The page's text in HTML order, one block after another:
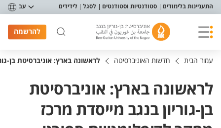
תפריט נגישות
התעניינות בלימודים סטודנטיות וסטודנטים לסגל לידידים עב
להרשמה
עמוד הבית חדשות האוניברסיטה לראשונה בארץ: אוניברסיטת בן-
לראשונה בארץ: אוניברסיטת
בן-גוריון בנגב מייסדת מרכז